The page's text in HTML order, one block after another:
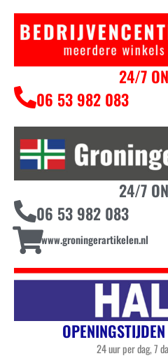
24/7
06 53 982 083
24/7
06 53 982 083
www.groningerartikelen.nl
24 uur per dag, 7